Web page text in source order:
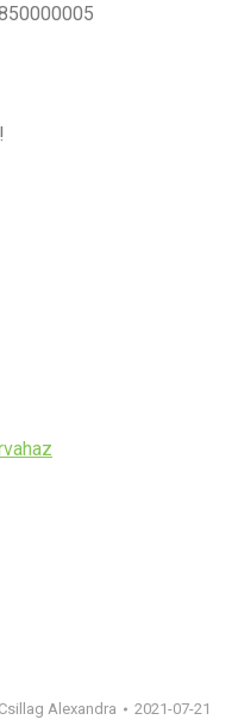
Csillag Alexandra 2021-07-21